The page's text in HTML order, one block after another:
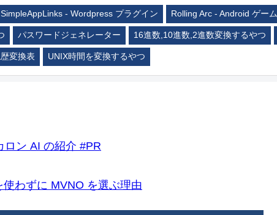
SimpleAppLinks - Wordpress プラグイン Rolling Arc - Android ゲーム
パスワードジェネレーター 16進数,10進数,2進数変換するやつ
変換表 UNIX時間を変換するやつ
ロン AI の紹介 #PR
わずに MVNO を選ぶ理由